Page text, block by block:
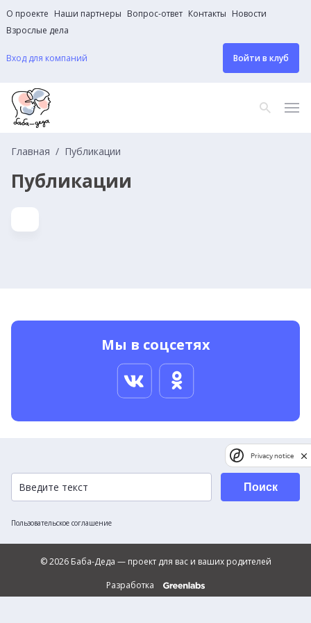
О проекте Наши партнеры Вопрос-ответ Контакты Новости
Взрослые дела
Вход для компаний Войти в клуб
Главная Публикации
Публикации
Мы в соцсетях
Пользовательское соглашение
Поиск
© 2026 Баба-Деда — проект для вас и ваших родителей
Разработка
Privacy notice